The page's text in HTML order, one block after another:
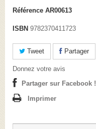
Référence AR00613
ISBN 9782370411723
Tweet Partager
Donnez votre avis
Partager sur Facebook !
Imprimer